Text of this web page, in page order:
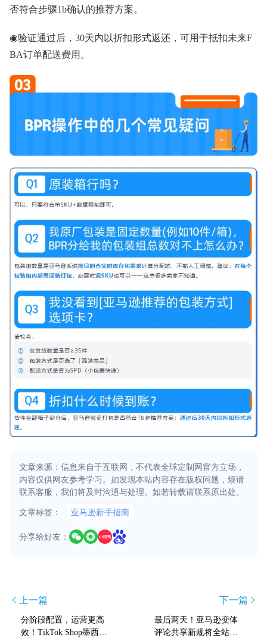
否符合步骤1b确认的推荐方案。
◉验证通过后，30天内以折扣形式返还，可用于抵扣未来F
BA订单配送费用。
文章来源：信息来自于互联网，不代表全球定制网官方立场，
内容仅供网友参考学习。如发现本站内容存在版权问题，烦请
联系客服，我们将及时沟通与处理。如若转载请联系原出处。
文章标签： 亚马逊新手指南
分享给好友：
上一篇
分阶段配置，运营更高
效！TikTok Shop墨西哥
下一篇
最后两天！亚马逊变体
评论共享新规将全站点